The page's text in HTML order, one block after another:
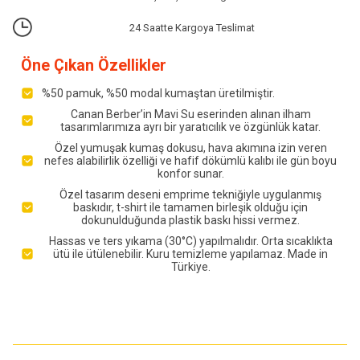
24 Saatte Kargoya Teslimat
Öne Çıkan Özellikler
%50 pamuk, %50 modal kumaştan üretilmiştir.
Canan Berber’in Mavi Su eserinden alınan ilham
tasarımlarımıza ayrı bir yaratıcılık ve özgünlük katar.
Özel yumuşak kumaş dokusu, hava akımına izin veren
nefes alabilirlik özelliği ve hafif dökümlü kalıbı ile gün boyu
konfor sunar.
Özel tasarım deseni emprime tekniğiyle uygulanmış
baskıdır, t-shirt ile tamamen birleşik olduğu için
dokunulduğunda plastik baskı hissi vermez.
Hassas ve ters yıkama (30°C) yapılmalıdır. Orta sıcaklıkta
ütü ile ütülenebilir. Kuru temizleme yapılamaz. Made in
Türkiye.